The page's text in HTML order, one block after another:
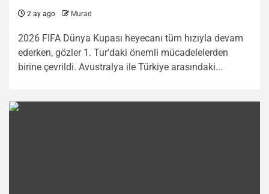
2 ay ago Murad
2026 FIFA Dünya Kupası heyecanı tüm hızıyla devam
ederken, gözler 1. Tur'daki önemli mücadelelerden
birine çevrildi. Avustralya ile Türkiye arasındaki...